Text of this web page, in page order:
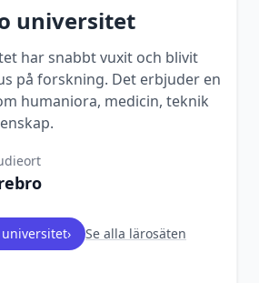
universitet
har snabbt vuxit och blivit
på forskning. Det erbjuder en
humaniora, medicin, teknik
› Se alla lärosäten